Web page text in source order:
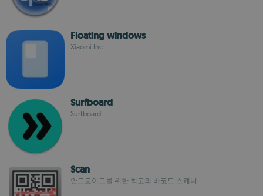
Floating windows
Xiaomi Inc.
Surfboard
Surfboard
Scan
안드로이드를 위한 최고의 바코드 스캐너